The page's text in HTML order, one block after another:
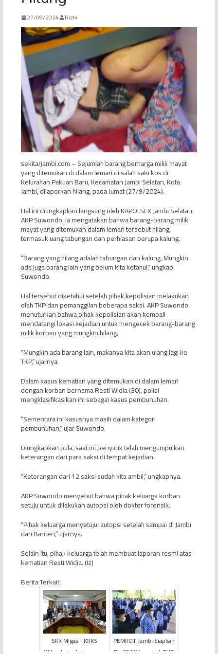
27/09/2024 Rizki
sekitarjambi.com – Sejumlah barang berharga milik mayat
yang ditemukan di dalam lemari di salah satu kos di
Kelurahan Pakuan Baru, Kecamatan Jambi Selatan, Kota
Jambi, dilaporkan hilang, pada Jumat (27/9/2024).
Hal ini diungkapkan langsung oleh KAPOLSEK Jambi Selatan,
AKP Suwondo. Ia mengatakan bahwa barang-barang milik
mayat yang ditemukan dalam lemari tersebut hilang,
termasuk uang tabungan dan perhiasan berupa kalung.
“Barang yang hilang adalah tabungan dan kalung. Mungkin
ada juga barang lain yang belum kita ketahui,” ungkap
Suwondo.
Hal tersebut diketahui setelah pihak kepolisian melakukan
olah TKP dan pemanggilan beberapa saksi. AKP Suwondo
menuturkan bahwa pihak kepolisian akan kembali
mendatangi lokasi kejadian untuk mengecek barang-barang
milik korban yang mungkin hilang.
“Mungkin ada barang lain, makanya kita akan ulang lagi ke
TKP,” ujarnya.
Dalam kasus kematian yang ditemukan di dalam lemari
dengan korban bernama Resti Widia (30), polisi
mengklasifikasikan ini sebagai kasus pembunuhan.
“Sementara ini kasusnya masih dalam kategori
pembunuhan,” ujar Suwondo.
Diungkapkan pula, saat ini penyidik telah mengumpulkan
keterangan dari para saksi di tempat kejadian.
“Keterangan dari 12 saksi sudah kita ambil,” ungkapnya.
AKP Suwondo menyebut bahwa pihak keluarga korban
setuju untuk dilakukan autopsi oleh dokter forensik.
“Pihak keluarga menyetujui autopsi setelah sampai di Jambi
dari Banten,” ujarnya.
Selain itu, pihak keluarga telah membuat laporan resmi atas
kematian Resti Widia. (Iz)
Berita Terkait:
SKK Migas - KKKS
Wilayah Jambi bersama
PEMKOT Jambi Siapkan
Rp 29 Miliar untuk THR